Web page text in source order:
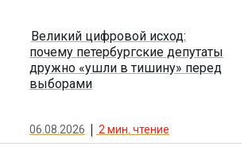
Великий цифровой исход:
почему петербургские депутаты
дружно «ушли в тишину» перед
выборами
06.08.2026 2 мин. чтение